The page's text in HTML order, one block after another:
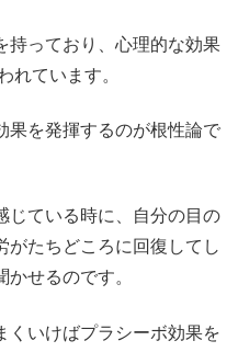
持っており、心理的な効果
れています。
果を発揮するのが根性論で
じている時に、自分の目の
がたちどころに回復してし
せるのです。
くいけばプラシーボ効果を